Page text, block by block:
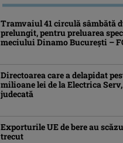
Tramvaiul 41 circulă sâmbătă
prelungit, pentru preluarea
meciului Dinamo București –
Directoarea care a delapidat
milioane lei de la Electrica
judecată
Exporturile UE de bere au
trecut